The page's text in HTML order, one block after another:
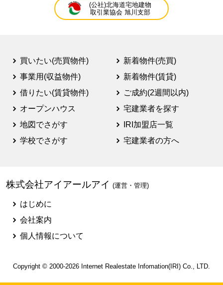
(公社)北海道宅地建物
取引業協会 旭川支部
買いたい(売買物件)
事業用(収益物件)
借りたい(賃貸物件)
オープンハウス
地図でさがす
学校でさがす
新着物件(売買)
新着物件(賃貸)
ご成約(2週間以内)
宅建業者を探す
IRI加盟店一覧
宅建業者の方へ
株式会社アイアールアイ (運営・管理)
はじめに
会社案内
個人情報について
Copyright © 2000-2026 Internet Realestate Infomation(IRI) Co., LTD.